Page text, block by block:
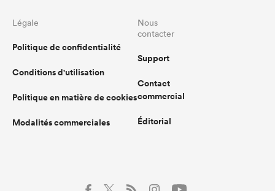
Légale
Politique de confidentialité
Conditions d'utilisation
Politique en matière de cookies
Modalités commerciales
Nous
contacter
Support
Contact
commercial
Éditorial